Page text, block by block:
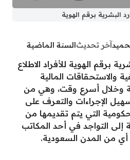
البشرية برقم الهوية
آخر تحديثالسنة الماضية
برقم الهوية للأفراد الاطلاع
والاستحقاقات المالية
وخلال أسرع وقت، وهي من
الإجراءات والتعرف على
التي يتم تقديمها من
إلى التواجد في أحد المكاتب
أي من المدن السعودية.